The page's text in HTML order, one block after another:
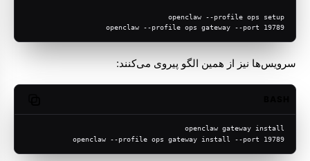
openclaw --profile ops setup
openclaw --profile ops gateway --port 19789
سرویس‌ها نیز از همین الگو پیروی می‌کنند:
openclaw gateway install
openclaw --profile ops gateway install --port 19789